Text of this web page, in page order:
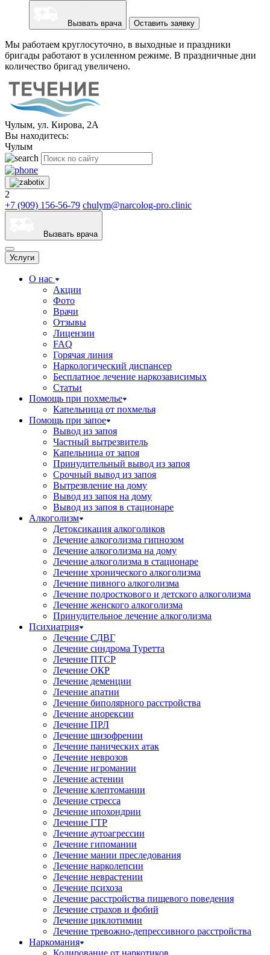
Вызвать врача Оставить заявку
Мы работаем круглосуточно, в выходные и праздники
бригады работают в усиленном режиме. В праздничные дни
количество бригад увеличено.
Чулым, ул. Кирова, 2А
Вы находитесь:
Чулым
2
+7 (909) 156-56-79 chulym@narcolog-pro.clinic
Вызвать врача
Услуги
О нас
Акции
Фото
Врачи
Отзывы
Лицензии
FAQ
Горячая линия
Наркологический диспансер
Бесплатное лечение наркозависимых
Статьи
Помощь при похмелье
Капельница от похмелья
Помощь при запое
Вывод из запоя
Частный вытрезвитель
Капельница от запоя
Принудительный вывод из запоя
Срочный вывод из запоя
Вытрезвление на дому
Вывод из запоя на дому
Вывод из запоя в стационаре
Алкоголизм
Детоксикация алкоголиков
Лечение алкоголизма гипнозом
Лечение алкоголизма на дому
Лечение алкоголизма в стационаре
Лечение хронического алкоголизма
Лечение пивного алкоголизма
Лечение подросткового и детского алкоголизма
Лечение женского алкоголизма
Принудительное лечение алкоголизма
Психиатрия
Лечение СДВГ
Лечение синдрома Туретта
Лечение ПТСР
Лечение ОКР
Лечение деменции
Лечение апатии
Лечение биполярного расстройства
Лечение анорексии
Лечение ПРЛ
Лечение шизофрении
Лечение панических атак
Лечение неврозов
Лечение игромании
Лечение астении
Лечение клептомании
Лечение стресса
Лечение ипохондрии
Лечение ГТР
Лечение аутоагрессии
Лечение гипомании
Лечение мании преследования
Лечение нарколепсии
Лечение неврастении
Лечение психоза
Лечение расстройства пищевого поведения
Лечение страхов и фобий
Лечение циклотимии
Лечение тревожно-депрессивного расстройства
Наркомания
Кодирование от наркотиков